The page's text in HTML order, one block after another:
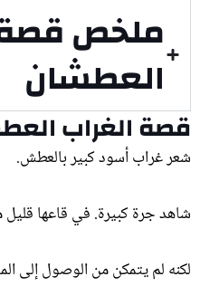
ملخص قصة
العطشان
قصة الغراب
شعر غراب أسود كبير بالعطش.
شاهد جرة كبيرة. في قاعها قليل
لكنه لم يتمكن من الوصول إلى